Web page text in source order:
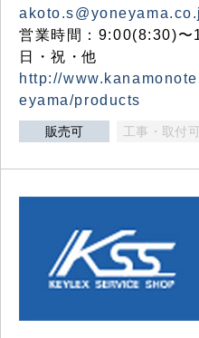
営業時間：9:00(8:30)〜
日・祝・他
http://
eyama/products
販売可 工事・取付可